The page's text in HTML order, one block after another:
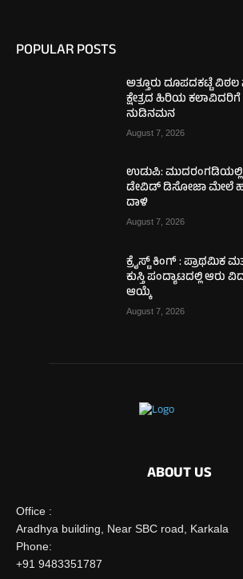
POPULAR POSTS
ಅತ್ತೂರು ದೂಪದಕಟ್ಟೆ ವಿಠಲ
ಕ್ಷೇತ್ರದ ಹಿರಿಯ
ನುಡಿನಮನ
August 7, 2026
ಉಡುಪಿ: ಮುದರಂಗಡಿಯಲ್ಲಿ
ಡೇವಿಡ್ ಡಿಸೋಜಾ ಮೇಲೆ
ದಾಳಿ
August 7, 2026
ಕ್ರೈಸ್ಟ್ ಕಿಂಗ್ : ಪ್ರಾಥಮಿಕ
ಕುಸ್ತಿ ಪಂದ್ಯಾಟದಲ್ಲಿ ಆರು
ಆಯ್ಕೆ
August 7, 2026
ABOUT US
Office :
Aradhya building, Near SBC road, Karkala
Phone:
+91 9483351787